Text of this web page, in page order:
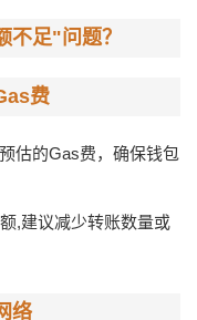
足"问题？
费
估的Gas费，确保钱包
,建议减少转账数量或
络